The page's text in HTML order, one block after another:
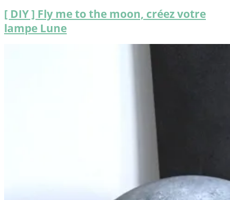
[ DIY ] Fly me to the moon, créez votre
lampe Lune